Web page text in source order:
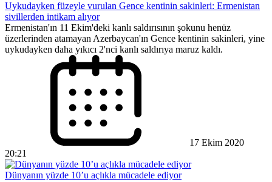
Uykudayken füzeyle vurulan Gence kentinin sakinleri: Ermenistan
sivillerden intikam alıyor
Ermenistan'ın 11 Ekim'deki kanlı saldırısının şokunu henüz
üzerlerinden atamayan Azerbaycan'ın Gence kentinin sakinleri, yine
uykudayken daha yıkıcı 2'nci kanlı saldırıya maruz kaldı.
17 Ekim 2020
20:21
Dünyanın yüzde 10’u açlıkla mücadele ediyor